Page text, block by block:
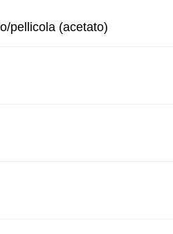
pellicola (acetato)